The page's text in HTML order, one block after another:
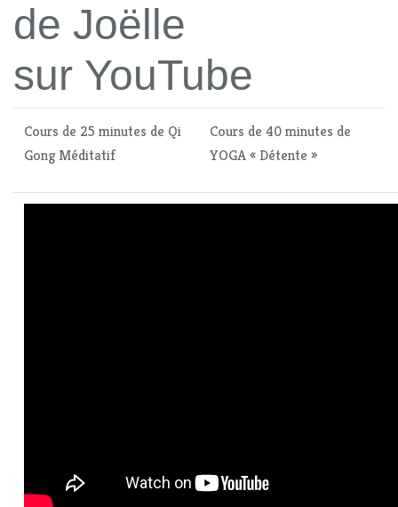
de Joëlle
sur YouTube
Cours de 25 minutes de Qi
Gong Méditatif
Cours de 40 minutes de
YOGA « Détente »